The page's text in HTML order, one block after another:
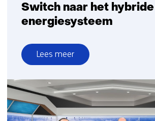
Switch naar het hybride
energiesysteem
Lees meer
over
Switch
naar
het
hybride